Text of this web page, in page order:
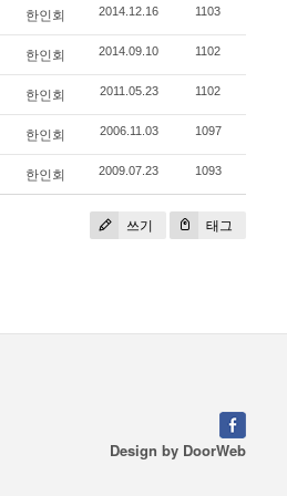
한인회 2014.12.16 1103
한인회 2014.09.10 1102
한인회 2011.05.23 1102
한인회 2006.11.03 1097
한인회 2009.07.23 1093
쓰기 태그
Design by DoorWeb